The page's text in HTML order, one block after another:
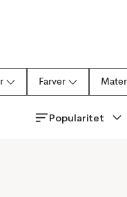
Farver
Popularitet